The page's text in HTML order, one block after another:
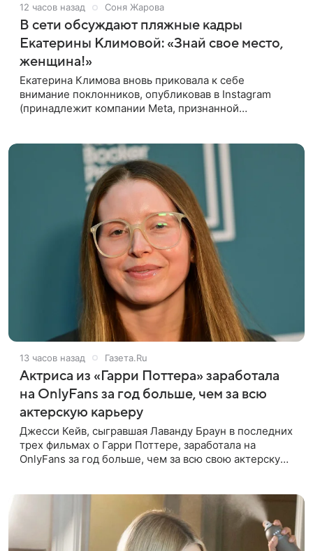
12 часов назад Соня Жарова
В сети обсуждают пляжные кадры
Екатерины Климовой: «Знай свое место,
женщина!»
Екатерина Климова вновь приковала к себе
внимание поклонников, опубликовав в Instagram
(принадлежит компании Meta, признанной
13 часов назад Газета.Ru
Актриса из «Гарри Поттера» заработала
на OnlyFans за год больше, чем за всю
актерскую карьеру
Джесси Кейв, сыгравшая Лаванду Браун в последних
трех фильмах о Гарри Поттере, заработала на
OnlyFans за год больше, чем за всю свою актерскую